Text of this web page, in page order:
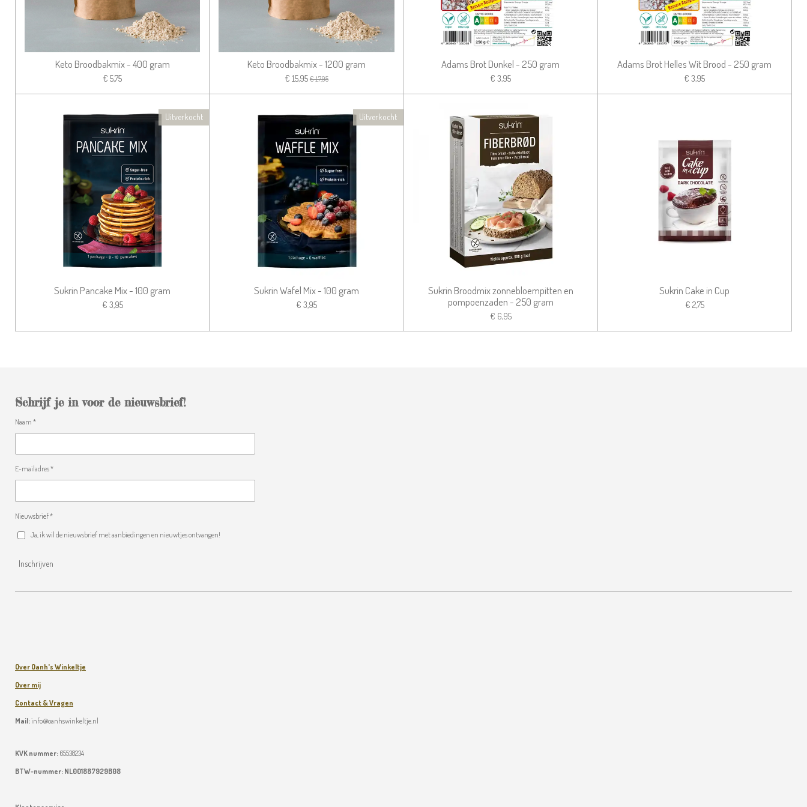
Keto Broodbakmix - 400 gram
€ 5,75
Keto Broodbakmix - 1200 gram
€ 15,95€ 17,95
Adams Brot Dunkel - 250 gram
€ 3,95
Adams Brot Helles Wit Brood - 250 gram
€ 3,95
Uitverkocht
Sukrin Pancake Mix - 100 gram
€ 3,95
Uitverkocht
Sukrin Wafel Mix - 100 gram
€ 3,95
Sukrin Broodmix zonnebloempitten en
pompoenzaden - 250 gram
€ 6,95
Sukrin Cake in Cup
€ 2,75
Schrijf je in voor de nieuwsbrief!
Naam *
E-mailadres *
Nieuwsbrief *
Ja, ik wil de nieuwsbrief met aanbiedingen en nieuwtjes ontvangen!
Inschrijven
Over Oanh's Winkeltje
Over mij
Contact & Vragen
Mail:info@oanhswinkeltje.nl
KVK nummer: 65538234
BTW-nummer: NL001887929B08